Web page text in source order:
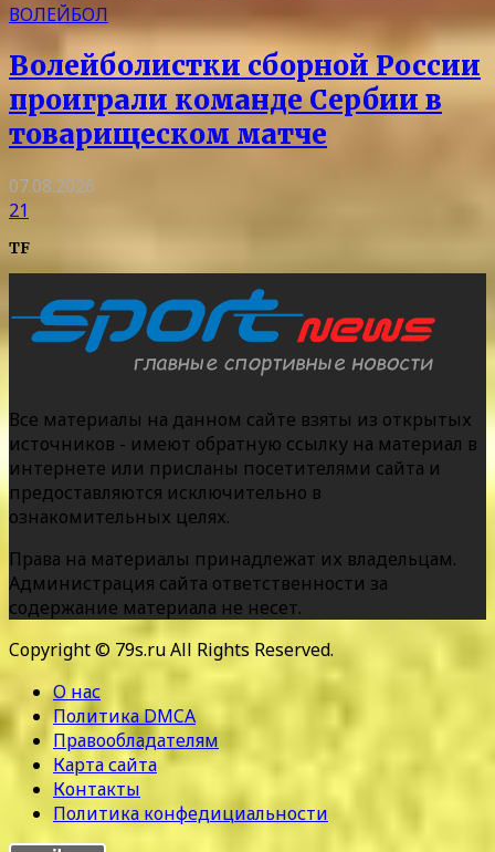
ВОЛЕЙБОЛ
Волейболистки сборной России
проиграли команде Сербии в
товарищеском матче
07.08.2026
21
TF
Все материалы на данном сайте взяты из открытых
источников - имеют обратную ссылку на материал в
интернете или присланы посетителями сайта и
предоставляются исключительно в
ознакомительных целях.
Права на материалы принадлежат их владельцам.
Администрация сайта ответственности за
содержание материала не несет.
Copyright © 79s.ru All Rights Reserved.
О нас
Политика DMCA
Правообладателям
Карта сайта
Контакты
Политика конфедициальности